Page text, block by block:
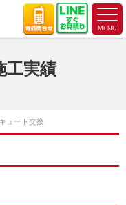
工実績
ュート交換